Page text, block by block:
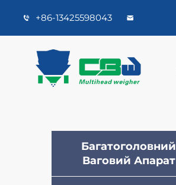
+86-13425598043
Багатоголовний
Ваговий Апарат